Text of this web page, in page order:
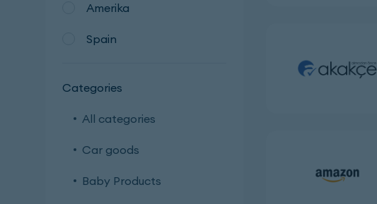
Amerika
Spain
Categories
All categories
Car goods
Baby Products